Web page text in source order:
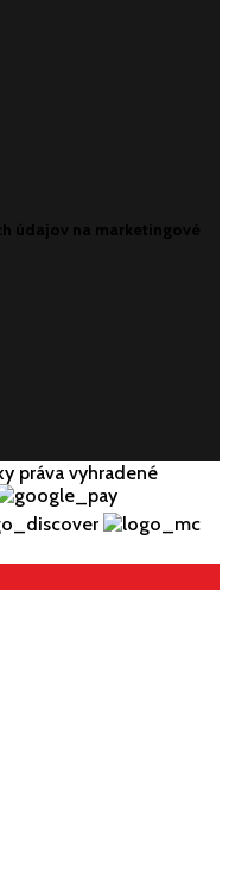
údajov na marketingové
práva vyhradené